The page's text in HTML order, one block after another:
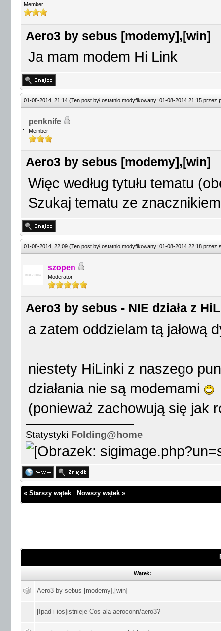
Member
Aero3 by sebus [modemy],[win]
Ja mam modem Hi Link
01-08-2014, 21:14 (Ten post był ostatnio modyfikowany: 01-08-2014 21:15 przez
penknife
Member
Aero3 by sebus [modemy],[win]
Więc według tytułu tematu
Szukaj tematu ze
01-08-2014, 22:09 (Ten post był ostatnio modyfikowany: 01-08-2014 22:18 przez
szopen
Moderator
Aero3 by sebus - NIE działa z
a zatem oddzielam tą jałową
niestety HiLinki z naszego
działania nie są modemami
(ponieważ zachowują się jak
Statystyki Folding@home
« Starszy wątek Nowszy wątek »
Wątek:
Aero3 by sebus [modemy],[win]
[Ipad i ios]istnieje Cos ala aeroconn/aero3?